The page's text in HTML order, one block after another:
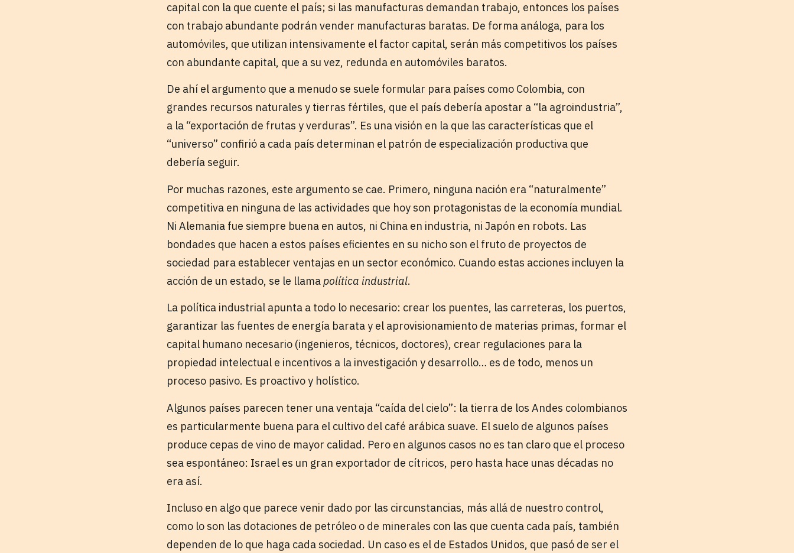
capital con la que cuente el país; si las manufacturas demandan trabajo, entonces los países
con trabajo abundante podrán vender manufacturas baratas. De forma análoga, para los
automóviles, que utilizan intensivamente el factor capital, serán más competitivos los países
con abundante capital, que a su vez, redunda en automóviles baratos.
De ahí el argumento que a menudo se suele formular para países como Colombia, con
grandes recursos naturales y tierras fértiles, que el país debería apostar a “la agroindustria”,
a la “exportación de frutas y verduras”. Es una visión en la que las características que el
“universo” confirió a cada país determinan el patrón de especialización productiva que
debería seguir.
Por muchas razones, este argumento se cae. Primero, ninguna nación era “naturalmente”
competitiva en ninguna de las actividades que hoy son protagonistas de la economía mundial.
Ni Alemania fue siempre buena en autos, ni China en industria, ni Japón en robots. Las
bondades que hacen a estos países eficientes en su nicho son el fruto de proyectos de
sociedad para establecer ventajas en un sector económico. Cuando estas acciones incluyen la
acción de un estado, se le llamapolítica industrial.
La política industrial apunta a todo lo necesario: crear los puentes, las carreteras, los puertos,
garantizar las fuentes de energía barata y el aprovisionamiento de materias primas, formar el
capital humano necesario (ingenieros, técnicos, doctores), crear regulaciones para la
propiedad intelectual e incentivos a la investigación y desarrollo… es de todo, menos un
proceso pasivo. Es proactivo y holístico.
Algunos países parecen tener una ventaja “caída del cielo”: la tierra de los Andes colombianos
es particularmente buena para el cultivo del café arábica suave. El suelo de algunos países
produce cepas de vino de mayor calidad. Pero en algunos casos no es tan claro que el proceso
sea espontáneo: Israel es un gran exportador de cítricos, pero hasta hace unas décadas no
era así.
Incluso en algo que parece venir dado por las circunstancias, más allá de nuestro control,
como lo son las dotaciones de petróleo o de minerales con las que cuenta cada país, también
dependen de lo que haga cada sociedad. Un caso es el de Estados Unidos, que pasó de ser el